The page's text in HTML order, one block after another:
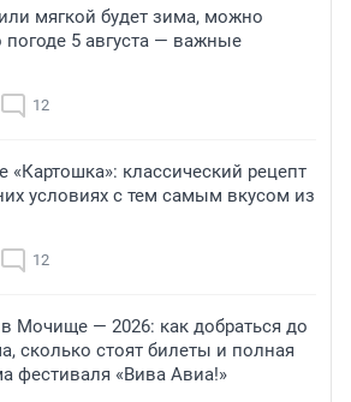
мягкой будет зима, можно
погоде 5 августа — важные
12
«Картошка»: классический рецепт
условиях с тем самым вкусом из
12
Мочище — 2026: как добраться до
сколько стоят билеты и полная
фестиваля «Вива Авиа!»